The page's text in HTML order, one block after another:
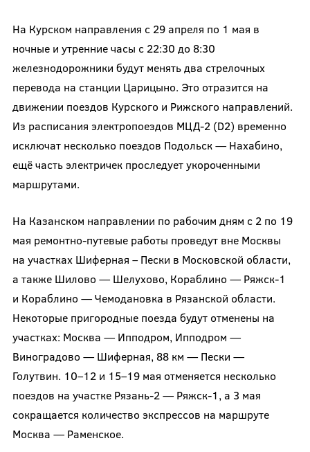
На Курском направления с 29 апреля по 1 мая в
ночные и утренние часы с 22:30 до 8:30
железнодорожники будут менять два стрелочных
перевода на станции Царицыно. Это отразится на
движении поездов Курского и Рижского направлений.
Из расписания электропоездов МЦД-2 (D2) временно
исключат несколько поездов Подольск — Нахабино,
ещё часть электричек проследует укороченными
маршрутами.
На Казанском направлении по рабочим дням с 2 по 19
мая ремонтно-путевые работы проведут вне Москвы
на участках Шиферная – Пески в Московской области,
а также Шилово — Шелухово, Кораблино — Ряжск-1
и Кораблино — Чемодановка в Рязанской области.
Некоторые пригородные поезда будут отменены на
участках: Москва — Ипподром, Ипподром —
Виноградово — Шиферная, 88 км — Пески —
Голутвин. 10–12 и 15–19 мая отменяется несколько
поездов на участке Рязань-2 — Ряжск-1, а 3 мая
сокращается количество экспрессов на маршруте
Москва — Раменское.